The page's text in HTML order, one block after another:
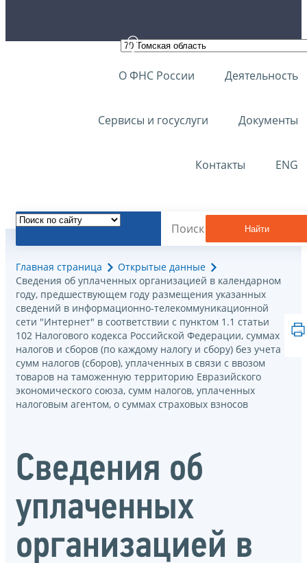
О ФНС России Деятельность
Сервисы и госуслуги Документы
Контакты ENG
Найти
Главная страница
Открытые данные
Сведения об уплаченных организацией в календарном
году, предшествующем году размещения указанных
сведений в информационно-телекоммуникационной
сети "Интернет" в соответствии с пунктом 1.1 статьи
102 Налогового кодекса Российской Федерации, суммах
налогов и сборов (по каждому налогу и сбору) без учета
сумм налогов (сборов), уплаченных в связи с ввозом
товаров на таможенную территорию Евразийского
экономического союза, сумм налогов, уплаченных
налоговым агентом, о суммах страховых взносов
Сведения об
уплаченных
организацией в